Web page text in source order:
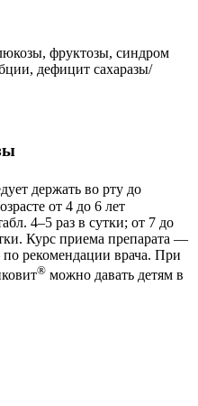
фруктозы, синдром
дефицит сахаразы/
держать во рту до
от 4 до 6 лет
4–5 раз в сутки; от 7 до
Курс приема препарата —
рекомендации врача. При
® можно давать детям в